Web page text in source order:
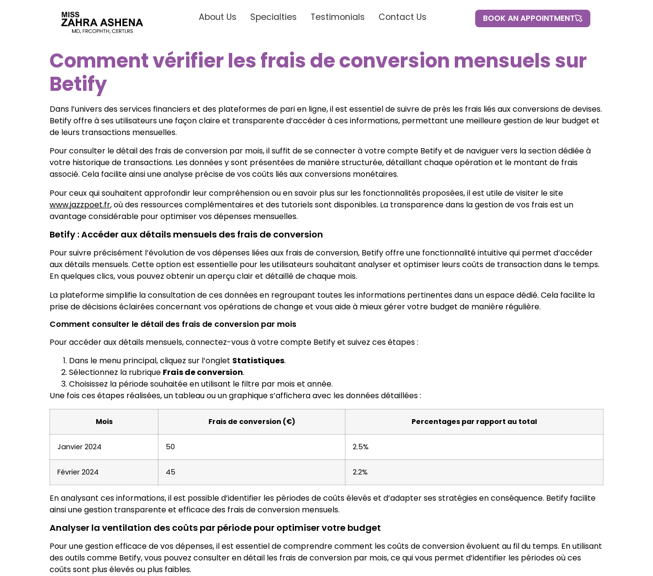
About Us Specialties Testimonials Contact Us BOOK AN APPOINTMENT
BOOK AN APPOINTMENT
Comment vérifier les frais de conversion mensuels sur
Betify
Dans l’univers des services financiers et des plateformes de pari en ligne, il est essentiel de suivre de près les frais liés aux conversions de devises.
Betify offre à ses utilisateurs une façon claire et transparente d’accéder à ces informations, permettant une meilleure gestion de leur budget et
de leurs transactions mensuelles.
Pour consulter le détail des frais de conversion par mois, il suffit de se connecter à votre compte Betify et de naviguer vers la section dédiée à
votre historique de transactions. Les données y sont présentées de manière structurée, détaillant chaque opération et le montant de frais
associé. Cela facilite ainsi une analyse précise de vos coûts liés aux conversions monétaires.
Pour ceux qui souhaitent approfondir leur compréhension ou en savoir plus sur les fonctionnalités proposées, il est utile de visiter le site
www.jazzpoet.fr, où des ressources complémentaires et des tutoriels sont disponibles. La transparence dans la gestion de vos frais est un
avantage considérable pour optimiser vos dépenses mensuelles.
Betify : Accéder aux détails mensuels des frais de conversion
Pour suivre précisément l’évolution de vos dépenses liées aux frais de conversion, Betify offre une fonctionnalité intuitive qui permet d’accéder
aux détails mensuels. Cette option est essentielle pour les utilisateurs souhaitant analyser et optimiser leurs coûts de transaction dans le temps.
En quelques clics, vous pouvez obtenir un aperçu clair et détaillé de chaque mois.
La plateforme simplifie la consultation de ces données en regroupant toutes les informations pertinentes dans un espace dédié. Cela facilite la
prise de décisions éclairées concernant vos opérations de change et vous aide à mieux gérer votre budget de manière régulière.
Comment consulter le détail des frais de conversion par mois
Pour accéder aux détails mensuels, connectez-vous à votre compte Betify et suivez ces étapes :
Dans le menu principal, cliquez sur l’onglet Statistiques.
Sélectionnez la rubrique Frais de conversion.
Choisissez la période souhaitée en utilisant le filtre par mois et année.
Une fois ces étapes réalisées, un tableau ou un graphique s’affichera avec les données détaillées :
Mois Frais de conversion (€) Percentages par rapport au total
Janvier 2024 50 2.5%
Février 2024 45 2.2%
En analysant ces informations, il est possible d’identifier les périodes de coûts élevés et d’adapter ses stratégies en conséquence. Betify facilite
ainsi une gestion transparente et efficace des frais de conversion mensuels.
Analyser la ventilation des coûts par période pour optimiser votre budget
Pour une gestion efficace de vos dépenses, il est essentiel de comprendre comment les coûts de conversion évoluent au fil du temps. En utilisant
des outils comme Betify, vous pouvez consulter en détail les frais de conversion par mois, ce qui vous permet d’identifier les périodes où ces
coûts sont plus élevés ou plus faibles.